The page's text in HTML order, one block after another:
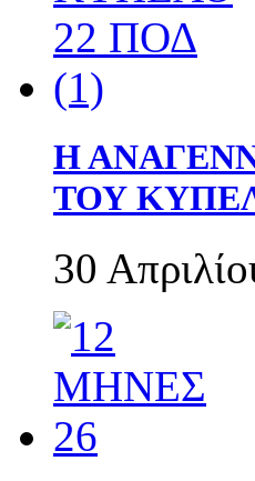
Η
ΤΟΥ
30